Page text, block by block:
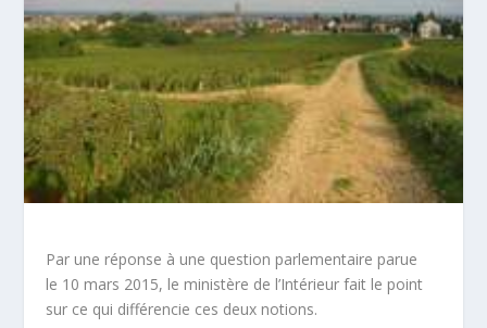
Par une réponse à une question parlementaire parue
le 10 mars 2015, le ministère de l’Intérieur fait le point
sur ce qui différencie ces deux notions.